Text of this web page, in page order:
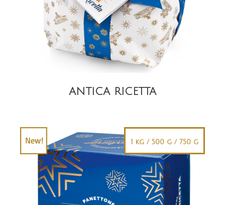
ANTICA RICETTA
1 kg / 500 g / 750 g